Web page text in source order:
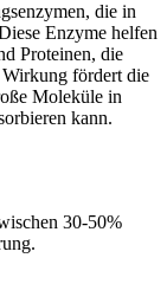
die in
Enzyme helfen
Proteinen, die
fördert die
Moleküle in
kann.
30-50%